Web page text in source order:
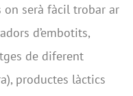
on serà fàcil trobar ar
d’embotits,
de diferent
productes làctics